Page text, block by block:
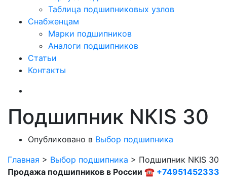
Таблица подшипниковых узлов
Снабженцам
Марки подшипников
Аналоги подшипников
Статьи
Контакты
Подшипник NКIS 30
Опубликовано в Выбор подшипника
Главная > Выбор подшипника > Подшипник NКIS 30
Продажа подшипников в России ☎ +74951452333